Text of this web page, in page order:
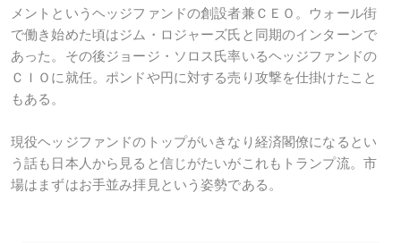
メントというヘッジファンドの創設者兼ＣＥＯ。ウォール街
で働き始めた頃はジム・ロジャーズ氏と同期のインターンで
あった。その後ジョージ・ソロス氏率いるヘッジファンドの
ＣＩＯに就任。ポンドや円に対する売り攻撃を仕掛けたこと
もある。
現役ヘッジファンドのトップがいきなり経済閣僚になるとい
う話も日本人から見ると信じがたいがこれもトランプ流。市
場はまずはお手並み拝見という姿勢である。